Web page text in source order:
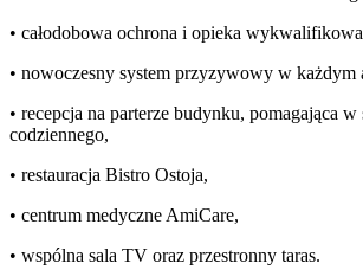
• całodobowa ochrona i opieka
• nowoczesny system przyzywowy w każdym
• recepcja na parterze budynku, pomagająca w
codziennego,
• restauracja Bistro Ostoja,
• centrum medyczne AmiCare,
• wspólna sala TV oraz przestronny taras.